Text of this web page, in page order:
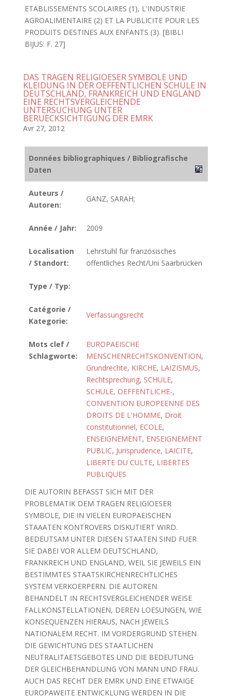
ETABLISSEMENTS SCOLAIRES (1), L'INDUSTRIE
AGROALIMENTAIRE (2) ET LA PUBLICITE POUR LES
PRODUITS DESTINES AUX ENFANTS (3). [BIBLI
BIJUS: F. 27]
DAS TRAGEN RELIGIOESER SYMBOLE UND
KLEIDUNG IN DER OEFFENTLICHEN SCHULE IN
DEUTSCHLAND, FRANKREICH UND ENGLAND
EINE RECHTSVERGLEICHENDE
UNTERSUCHUNG UNTER
BERUECKSICHTIGUNG DER EMRK
Avr 27, 2012
Données bibliographiques / Bibliografische
Daten
Auteurs /
Autoren:
GANZ, SARAH;
Année / Jahr: 2009
Localisation
/ Standort:
Lehrstuhl für französisches
öffentliches Recht/Uni Saarbrücken
Type / Typ:
Catégorie /
Kategorie:
Verfassungsrecht
Mots clef /
Schlagworte:
EUROPAEISCHE
MENSCHENRECHTSKONVENTION,
Grundrechte, KIRCHE, LAIZISMUS,
Rechtsprechung, SCHULE,
SCHULE, OEFFENTLICHE-,
CONVENTION EUROPEENNE DES
DROITS DE L'HOMME, Droit
constitutionnel, ECOLE,
ENSEIGNEMENT, ENSEIGNEMENT
PUBLIC, Jurisprudence, LAICITE,
LIBERTE DU CULTE, LIBERTES
PUBLIQUES
DIE AUTORIN BEFASST SICH MIT DER
PROBLEMATIK DEM TRAGEN RELIGIOESER
SYMBOLE, DIE IN VIELEN EUROPAEISCHEN
STAAATEN KONTROVERS DISKUTIERT WIRD.
BEDEUTSAM UNTER DIESEN STAATEN SIND FUER
SIE DABEI VOR ALLEM DEUTSCHLAND,
FRANKREICH UND ENGLAND, WEIL SIE JEWEILS EIN
BESTIMMTES STAATSKIRCHENRECHTLICHES
SYSTEM VERKOERPERN. DIE AUTOREN
BEHANDELT IN RECHTSVERGLEICHENDER WEISE
FALLKONSTELLATIONEN, DEREN LOESUNGEN, WIE
KONSEQUENZEN HIERAUS, NACH JEWEILS
NATIONALEM RECHT. IM VORDERGRUND STEHEN
DIE GEWICHTUNG DES STAATLICHEN
NEUTRALITAETSGEBOTES UND DIE BEDEUTUNG
DER GLEICHBEHANDLUNG VON MANN UND FRAU.
AUCH DAS RECHT DER EMRK UND EINE ETWAIGE
EUROPAWEITE ENTWICKLUNG WERDEN IN DIE